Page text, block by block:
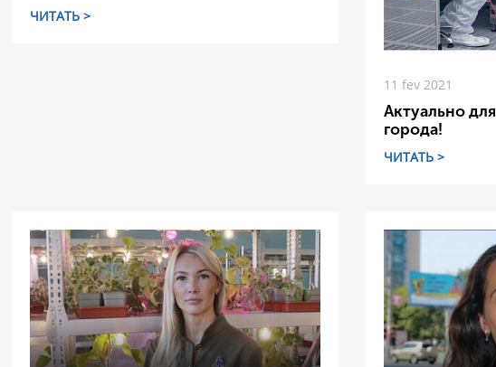
ЧИТАТЬ >
11 fev 2021
Актуально для
города!
ЧИТАТЬ >